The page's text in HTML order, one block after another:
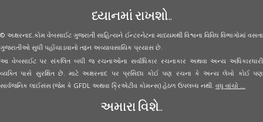
ધ્યાનમાં રાખશો..
© અક્ષરનાદ.કોમ વેબસાઈટ ગુજરાતી સાહિત્યને ઈન્ટરનેટના માધ્યમથી વિશ્વના વિવિધ વિભાગોમાં વસતા
ગુજરાતીઓ સુધી પહોંચાડવાનો તદ્દન અવ્યાવસાયિક પ્રયાસ છે.
આ વેબસાઈટ પર સંકલિત બધી જ રચનાઓના સર્વાધિકાર રચનાકાર અથવા અન્ય અધિકારધારી
વ્યક્તિ પાસે સુરક્ષિત છે. માટે અક્ષરનાદ પર પ્રસિધ્ધ કોઈ પણ રચના કે અન્ય લેખો કોઈ પણ
સાર્વજનિક લાઈસંસ (જેમ કે GFDL અથવા ક્રિએટીવ કોમન્સ) હેઠળ ઉપલબ્ધ નથી. વધુ વાંચો ...
અમારા વિશે..